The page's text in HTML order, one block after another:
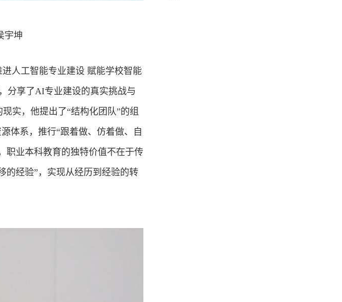
宇坤
人工智能专业建设 赋能学校智能
分享了AI专业建设的真实挑战与
实，他提出了“结构化团队”的组
体系，推行“跟着做、仿着做、自
职业本科教育的独特价值不在于传
的经验”，实现从经历到经验的转